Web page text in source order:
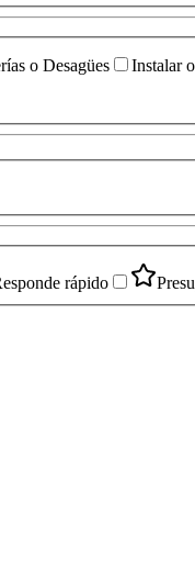
o Desagües Instalar
rápido